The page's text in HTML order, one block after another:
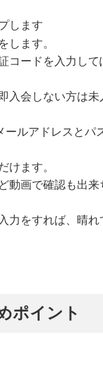
します
します。
コードを入力して
入会しない方は未
ルアドレスとパ
けます。
動画で確認も出来
力をすれば、晴れ
ポイント